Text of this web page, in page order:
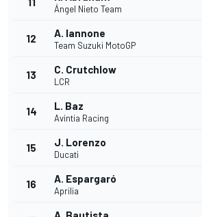
Ángel Nieto Team
12 A. Iannone
Team Suzuki MotoGP
13 C. Crutchlow
LCR
14 L. Baz
Avintia Racing
15 J. Lorenzo
Ducati
16 A. Espargaró
Aprilia